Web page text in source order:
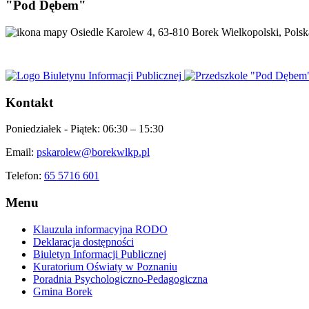
"Pod Dębem"
Osiedle Karolew 4, 63-810 Borek Wielkopolski,
Kontakt
Poniedziałek - Piątek: 06:30 – 15:30
Email: pskarolew@borekwlkp.pl
Telefon: 65 5716 601
Menu
Klauzula informacyjna RODO
Deklaracja dostępności
Biuletyn Informacji Publicznej
Kuratorium Oświaty w Poznaniu
Poradnia Psychologiczno-Pedagogiczna
Gmina Borek